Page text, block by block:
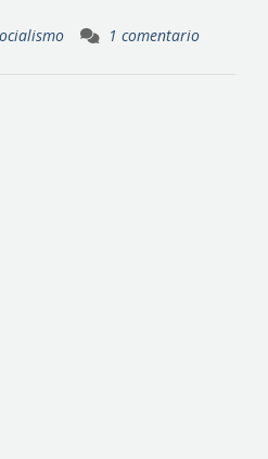
1 comentario